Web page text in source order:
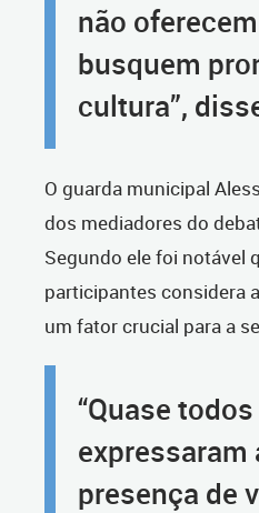
não
busquem
cultura”,
O guarda municipal
dos mediadores do
Segundo ele foi notável
participantes considera
um fator crucial para a
“Quase
expressaram
presença de